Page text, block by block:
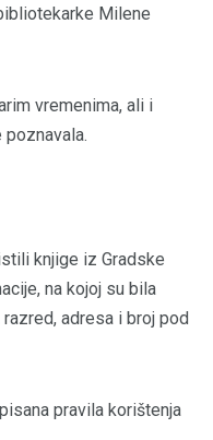
Milene
vremenima, ali i
knjige iz Gradske
na kojoj su bila
adresa i broj pod
pravila korištenja